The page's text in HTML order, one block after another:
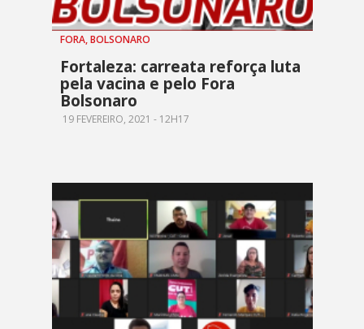
FORA, BOLSONARO
Fortaleza: carreata reforça luta
pela vacina e pelo Fora
Bolsonaro
19 FEVEREIRO, 2021 - 12H17